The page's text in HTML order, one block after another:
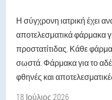
Η σύγχρονη ιατρική έχει
αποτελεσματικά φάρμακα
προστατίτιδας. Κάθε
σωστά. Φάρμακα για το
φθηνές και
18 Ιούλιος 2026